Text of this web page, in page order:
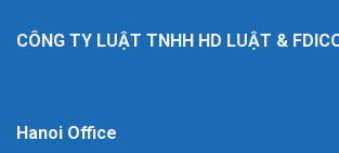
CÔNG TY LUẬT TNHH HD LUẬT &
Hanoi Office